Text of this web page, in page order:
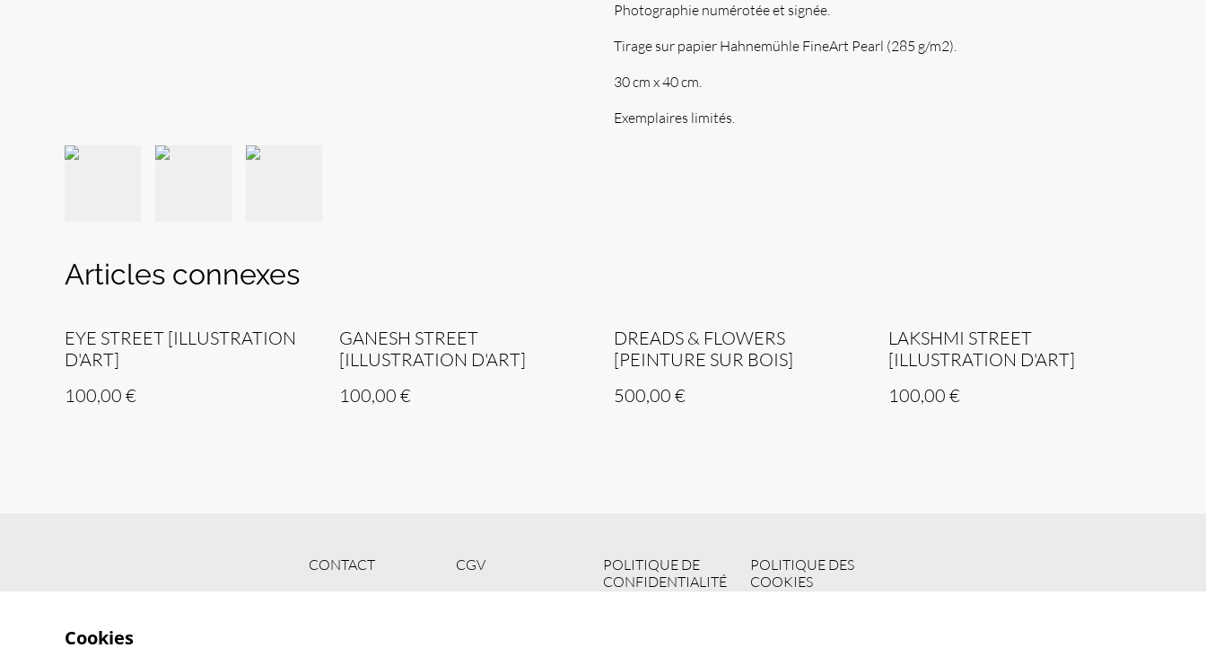
Photographie numérotée et signée.
Tirage sur papier Hahnemühle FineArt Pearl (285 g/m2).
30 cm x 40 cm.
Exemplaires limités.
Articles connexes
EYE STREET [ILLUSTRATION
D'ART]
100,00 €
GANESH STREET
[ILLUSTRATION D'ART]
100,00 €
DREADS & FLOWERS
[PEINTURE SUR BOIS]
500,00 €
LAKSHMI STREET
[ILLUSTRATION D'ART]
100,00 €
CONTACT CGV
POLITIQUE DE
CONFIDENTIALITÉ
POLITIQUE DES
COOKIES
Cookies